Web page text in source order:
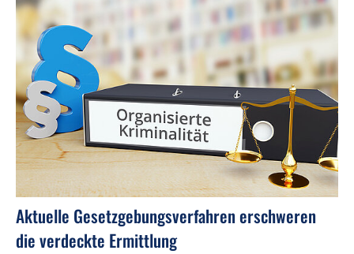
Aktuelle Gesetzgebungsverfahren erschweren
die verdeckte Ermittlung